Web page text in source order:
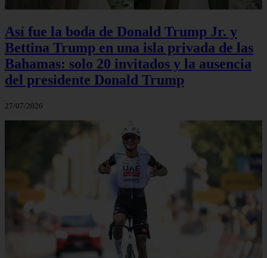
Así fue la boda de Donald Trump Jr. y
Bettina Trump en una isla privada de las
Bahamas: solo 20 invitados y la ausencia
del presidente Donald Trump
27/07/2026